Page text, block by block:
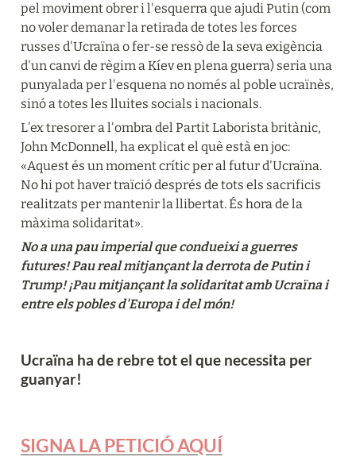
pel moviment obrer i l'esquerra que ajudi Putin (com
no voler demanar la retirada de totes les forces
russes d'Ucraïna o fer-se ressò de la seva exigència
d'un canvi de règim a Kíev en plena guerra) seria una
punyalada per l'esquena no només al poble ucraïnès,
sinó a totes les lluites socials i nacionals.
L’ex tresorer a l'ombra del Partit Laborista britànic,
John McDonnell, ha explicat el què està en joc:
«Aquest és un moment crític per al futur d'Ucraïna.
No hi pot haver traïció després de tots els sacrificis
realitzats per mantenir la llibertat. És hora de la
màxima solidaritat».
No a una pau imperial que condueixi a guerres
futures! Pau real mitjançant la derrota de Putin i
Trump! ¡Pau mitjançant la solidaritat amb Ucraïna i
entre els pobles d'Europa i del món!
Ucraïna ha de rebre tot el que necessita per
guanyar!
SIGNA LA PETICIÓ AQUÍ